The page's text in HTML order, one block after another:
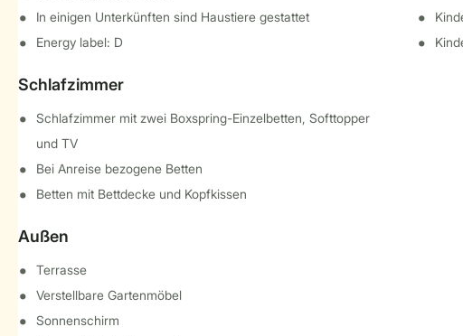
In einigen Unterkünften sind Haustiere gestattet
Energy label: D
Schlafzimmer
Schlafzimmer mit zwei Boxspring-Einzelbetten, Softtopper
und TV
Bei Anreise bezogene Betten
Betten mit Bettdecke und Kopfkissen
Außen
Terrasse
Verstellbare Gartenmöbel
Sonnenschirm